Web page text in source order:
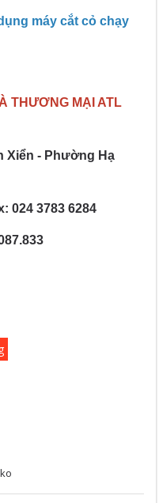
máy cắt cỏ chạy
THƯƠNG MẠI ATL
Xiển - Phường Hạ
024 3783 6284